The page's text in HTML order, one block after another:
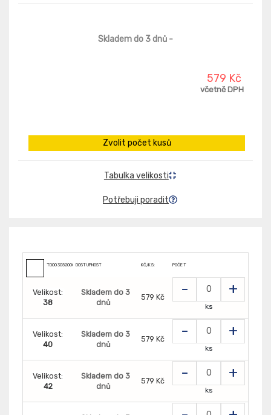
Skladem do 3 dnů -
579 Kč
včetně DPH
Zvolit počet kusů
Tabulka velikosti
Potřebuji poradit
TD0030520000000DOSTUPNOST KČ/KS: POČET
Velikost:
38
Skladem do 3
dnů
579 Kč - +
ks
Velikost:
40
Skladem do 3
dnů
579 Kč - +
ks
Velikost:
42
Skladem do 3
dnů
579 Kč - +
ks